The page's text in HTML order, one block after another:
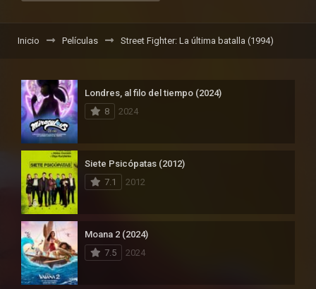
Inicio Películas Street Fighter: La última batalla (1994)
Londres, al filo del tiempo (2024)
8
2024
Siete Psicópatas (2012)
7.1
2012
Moana 2 (2024)
7.5
2024